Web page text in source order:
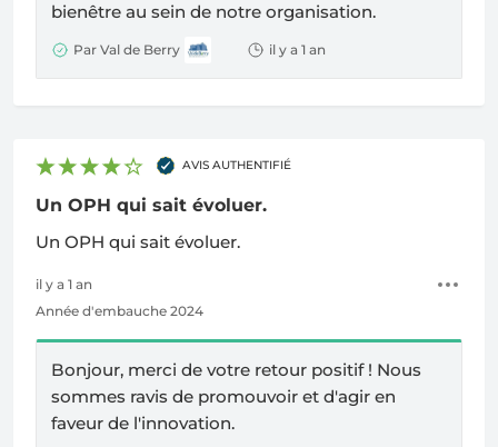
bienêtre au sein de notre organisation.
Par Val de Berry il y a 1 an
AVIS AUTHENTIFIÉ
Un OPH qui sait évoluer.
Un OPH qui sait évoluer.
il y a 1 an
Année d'embauche 2024
Bonjour, merci de votre retour positif ! Nous
sommes ravis de promouvoir et d'agir en
faveur de l'innovation.